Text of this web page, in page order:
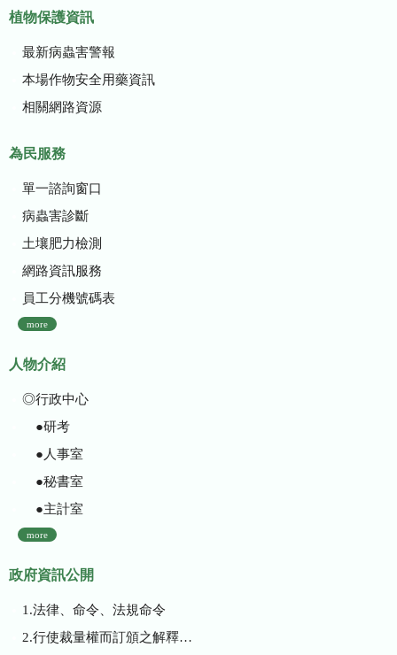
植物保護資訊
最新病蟲害警報
本場作物安全用藥資訊
相關網路資源
為民服務
單一諮詢窗口
病蟲害診斷
土壤肥力檢測
網路資訊服務
員工分機號碼表
more
人物介紹
◎行政中心
●研考
●人事室
●秘書室
●主計室
more
政府資訊公開
1.法律、命令、法規命令
2.行使裁量權而訂頒之解釋性規定及裁量基準